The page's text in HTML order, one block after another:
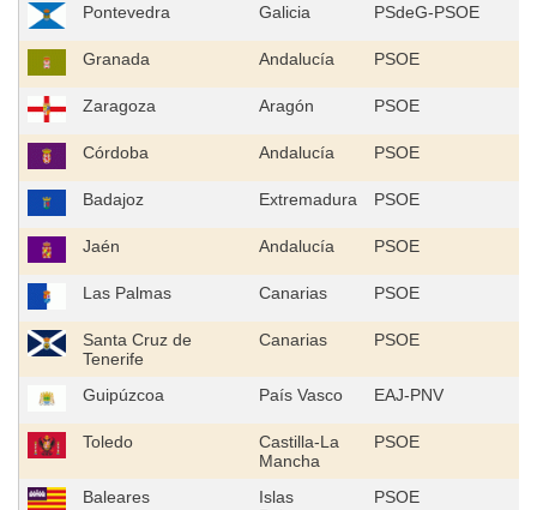
Pontevedra Galicia PSdeG-PSOE
Granada Andalucía PSOE
Zaragoza Aragón PSOE
Córdoba Andalucía PSOE
Badajoz Extremadura PSOE
Jaén Andalucía PSOE
Las Palmas Canarias PSOE
Santa Cruz de
Tenerife
Canarias PSOE
Guipúzcoa País Vasco EAJ-PNV
Toledo
Castilla-La
Mancha
PSOE
Baleares
Islas
PSOE